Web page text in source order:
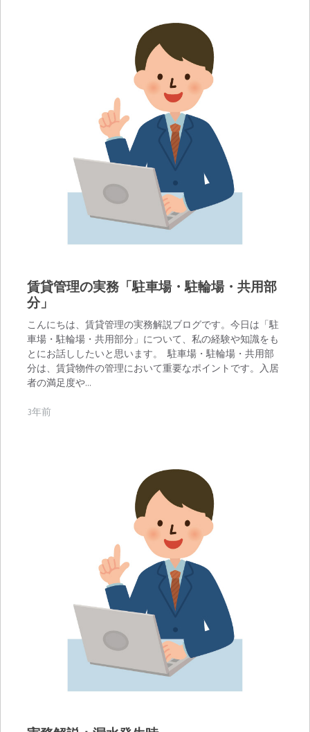
賃貸管理の実務「駐車場・駐輪場・共用部
分」
こんにちは、賃貸管理の実務解説ブログです。今日は「駐
車場・駐輪場・共用部分」について、私の経験や知識をも
とにお話ししたいと思います。 駐車場・駐輪場・共用部
分は、賃貸物件の管理において重要なポイントです。入居
者の満足度や…
3年前